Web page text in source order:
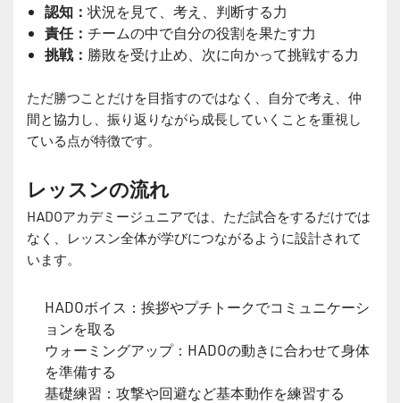
認知： 状況を見て、考え、判断する力
責任： チームの中で自分の役割を果たす力
挑戦： 勝敗を受け止め、次に向かって挑戦する力
ただ勝つことだけを目指すのではなく、自分で考え、仲
間と協力し、振り返りながら成長していくことを重視し
ている点が特徴です。
レッスンの流れ
HADOアカデミージュニアでは、ただ試合をするだけでは
なく、レッスン全体が学びにつながるように設計されて
います。
HADOボイス：挨拶やプチトークでコミュニケーシ
ョンを取る
ウォーミングアップ：HADOの動きに合わせて身体
を準備する
基礎練習：攻撃や回避など基本動作を練習する